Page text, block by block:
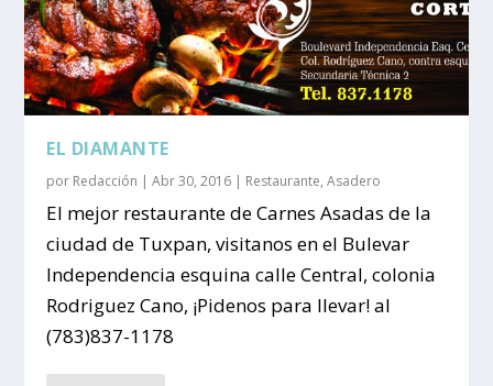
EL DIAMANTE
por Redacción |Abr 30, 2016 | Restaurante,Asadero
El mejor restaurante de Carnes Asadas de la
ciudad de Tuxpan, visitanos en el Bulevar
Independencia esquina calle Central, colonia
Rodriguez Cano, ¡Pidenos para llevar! al
(783)837-1178